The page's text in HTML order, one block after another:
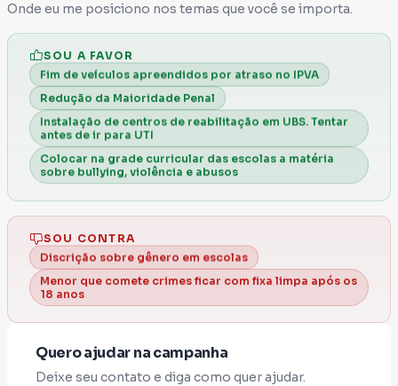
sempre. A partir daquele momento de dor
profunda, fiz uma promessa a mim mesmo e à
minha família: a busca por justiça real e o
combate à impunidade seriam a grande pauta
da minha vida.
Desde então, venho me mobilizando e
acolhendo voluntariamente várias famílias
que também sofreram com a violência, com
agressões e abusos, e que muitas vezes se
sentem abandonadas pelo sistema. Eu decidi
que não vou parar. Mas, para transformar esse
movimento em leis e em uma fiscalização
implacável contra o crime, eu preciso dar um
passo além, e é por isso que preciso da sua
ajuda.
Nossas Duas Grandes Bandeiras de Luta:
Onde eu me posiciono nos temas que você se importa.
SOU A FAVOR
Fim de veículos apreendidos por atraso no IPVA
Redução da Maioridade Penal
Instalação de centros de reabilitação em UBS. Tentar
antes de ir para UTI
Colocar na grade curricular das escolas a matéria
sobre bullying, violência e abusos
SOU CONTRA
Discrição sobre gênero em escolas
Menor que comete crimes ficar com fixa limpa após os
18 anos
Quero ajudar na campanha
Deixe seu contato e diga como quer ajudar.